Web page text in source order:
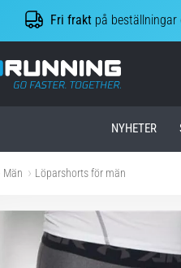
Fri frakt på
NYHETER
Män Löparshorts för män